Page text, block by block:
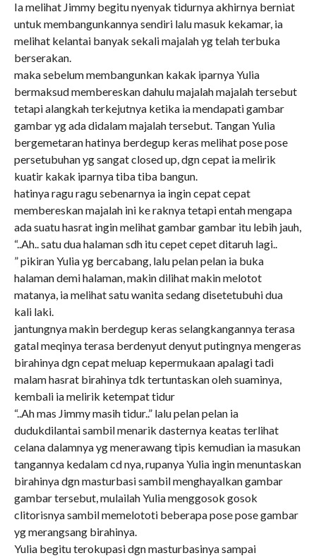
Ia melihat Jimmy begitu nyenyak tidurnya akhirnya berniat
untuk membangunkannya sendiri lalu masuk kekamar, ia
melihat kelantai banyak sekali majalah yg telah terbuka
berserakan.
maka sebelum membangunkan kakak iparnya Yulia
bermaksud membereskan dahulu majalah majalah tersebut
tetapi alangkah terkejutnya ketika ia mendapati gambar
gambar yg ada didalam majalah tersebut. Tangan Yulia
bergemetaran hatinya berdegup keras melihat pose pose
persetubuhan yg sangat closed up, dgn cepat ia melirik
kuatir kakak iparnya tiba tiba bangun.
hatinya ragu ragu sebenarnya ia ingin cepat cepat
membereskan majalah ini ke raknya tetapi entah mengapa
ada suatu hasrat ingin melihat gambar gambar itu lebih jauh,
“..Ah.. satu dua halaman sdh itu cepet cepet ditaruh lagi..
” pikiran Yulia yg bercabang, lalu pelan pelan ia buka
halaman demi halaman, makin dilihat makin melotot
matanya, ia melihat satu wanita sedang disetetubuhi dua
kali laki.
jantungnya makin berdegup keras selangkangannya terasa
gatal meqinya terasa berdenyut denyut putingnya mengeras
birahinya dgn cepat meluap kepermukaan apalagi tadi
malam hasrat birahinya tdk tertuntaskan oleh suaminya,
kembali ia melirik ketempat tidur
“..Ah mas Jimmy masih tidur..” lalu pelan pelan ia
dudukdilantai sambil menarik dasternya keatas terlihat
celana dalamnya yg menerawang tipis kemudian ia masukan
tangannya kedalam cd nya, rupanya Yulia ingin menuntaskan
birahinya dgn masturbasi sambil menghayalkan gambar
gambar tersebut, mulailah Yulia menggosok gosok
clitorisnya sambil memelototi beberapa pose pose gambar
yg merangsang birahinya.
Yulia begitu terokupasi dgn masturbasinya sampai